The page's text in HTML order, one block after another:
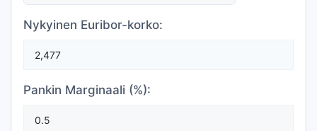
Nykyinen Euribor-korko:
Pankin Marginaali (%):